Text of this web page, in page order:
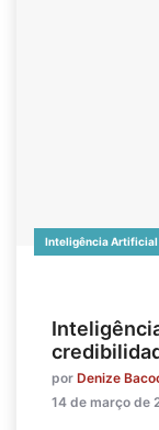
Inteligência Artificial
por Denize
14 de março de